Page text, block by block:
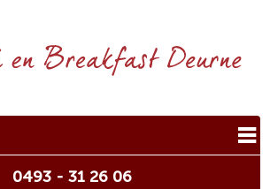
0493 - 31 26 06